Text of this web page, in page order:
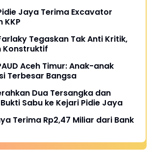
Jaya Terima Excavator
KKP
Tegaskan Tak Anti Kritik,
Konstruktif
Aceh Timur: Anak-anak
Terbesar Bangsa
Dua Tersangka dan
Sabu ke Kejari Pidie Jaya
Terima Rp2,47 Miliar dari Bank